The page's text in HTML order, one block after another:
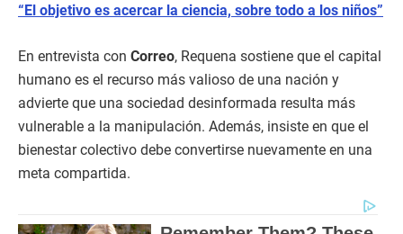
“El objetivo es acercar la ciencia, sobre todo a los niños”
En entrevista con Correo, Requena sostiene que el capital
humano es el recurso más valioso de una nación y
advierte que una sociedad desinformada resulta más
vulnerable a la manipulación. Además, insiste en que el
bienestar colectivo debe convertirse nuevamente en una
meta compartida.